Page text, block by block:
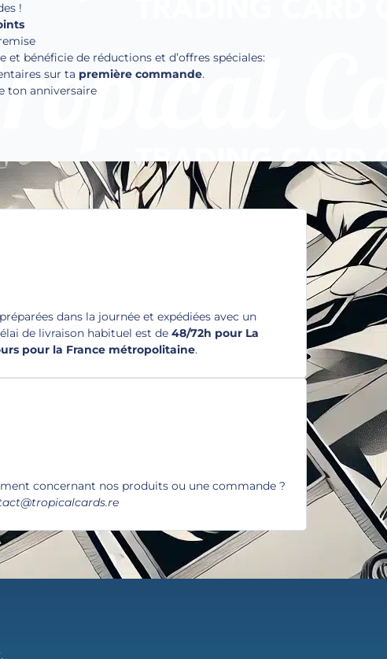
!
et bénéficie de réductions et d’offres spéciales:
sur ta première commande.
ton anniversaire
dans la journée et expédiées avec un
de livraison habituel est de 48/72h pour La
pour la France métropolitaine.
concernant nos produits ou une commande ?